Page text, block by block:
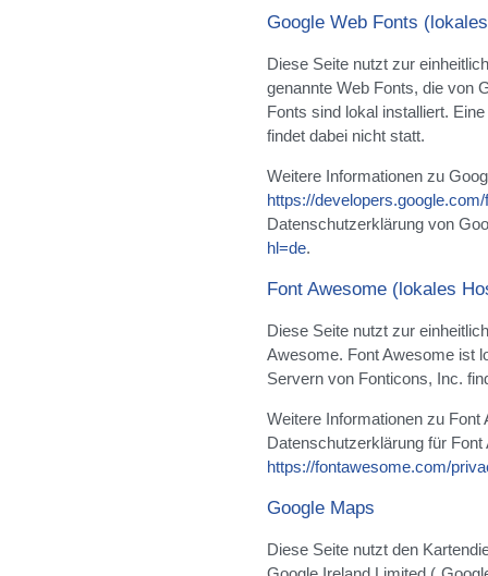
Google Web Fonts
Diese Seite nutzt zur
genannte Web Fonts, die von
Fonts sind lokal installiert.
findet dabei nicht statt.
Weitere Informationen zu
https://
Datenschutzerklärung von
hl=de.
Font Awesome (lokales
Diese Seite nutzt zur
Awesome. Font Awesome ist
Servern von Fonticons, Inc.
Weitere Informationen zu Font
Datenschutzerklärung für
https://fontawesome.com/
Google Maps
Diese Seite nutzt den